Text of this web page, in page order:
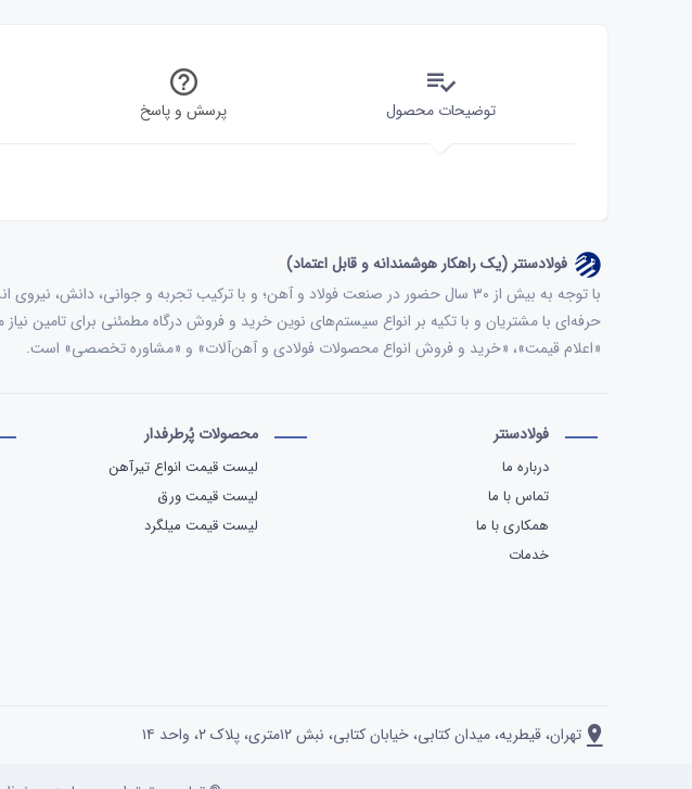
توضیحات محصول پرسش و پاسخ
فولادسنتر (یک راهکار هوشمندانه و قابل اعتماد)
با توجه به بیش از ۳۰ سال حضور در صنعت فولاد و آهن؛ و با ترکیب تجربه و جوانی،
حرفه‌ای با مشتریان و با تکیه بر انواع سیستم‌های نوین خرید و فروش درگاه مطمئنی برای تامین نیاز
«اعلام قیمت»، «خرید و فروش انواع محصولات فولادی و آهن‌آلات» و «مشاوره تخصصی» است.
فولادسنتر
درباره ما
تماس با ما
همکاری با ما
خدمات
محصولات پُرطرفدار
لیست قیمت انواع تیرآهن
لیست قیمت ورق
لیست قیمت میلگرد
تهران، قیطریه، میدان کتابی، خیابان کتابی، نبش ۱۲متری، پلاک ۲، واحد ۱۴